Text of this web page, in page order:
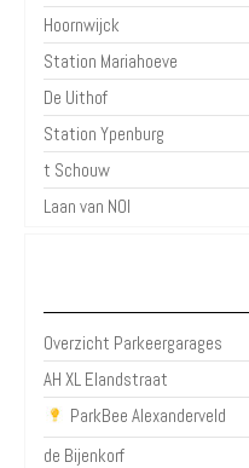
Hoornwijck
Station Mariahoeve
De Uithof
Station Ypenburg
t Schouw
Laan van NOI
Overzicht Parkeergarages
AH XL Elandstraat
ParkBee Alexanderveld
de Bijenkorf